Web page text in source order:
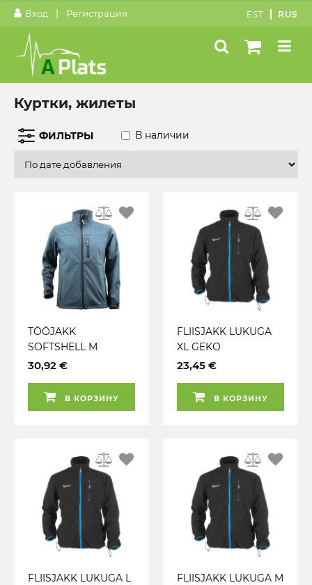
Вход | Регистрация EST RUS
Куртки, жилеты
ФИЛЬТРЫ В наличии
TÖÖJAKK
SOFTSHELL M
TVARDY
30,92 €
В КОРЗИНУ
FLIISJAKK LUKUGA
XL GEKO
23,45 €
В КОРЗИНУ
FLIISJAKK LUKUGA L
FLIISJAKK LUKUGA M